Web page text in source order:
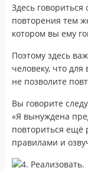
Здесь говориться
повторения тем
котором вы ему
Поэтому здесь
человеку, что
не позволите
Вы говорите
«Я вынуждена
повториться ещё
правилами и
4. Реализовать.